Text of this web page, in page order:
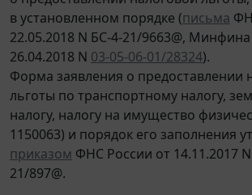
в установленном порядке (письма
22.05.2018 N БС-4-21/9663@,
26.04.2018 N 03-05-06-01/28324).
Форма заявления о предоставлении
льготы по транспортному налогу,
налогу, налогу на имущество
1150063) и порядок его заполнения
приказом ФНС России от 14.11.2017
21/897@.